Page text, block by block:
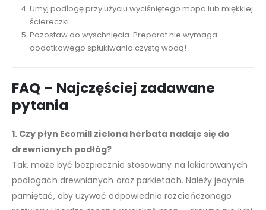
Umyj podłogę przy użyciu wyciśniętego mopa lub miękkiej
ściereczki.
Pozostaw do wyschnięcia. Preparat nie wymaga
dodatkowego spłukiwania czystą wodą!
FAQ – Najczęściej zadawane
pytania
1. Czy płyn Ecomill zielona herbata nadaje się do
drewnianych podłóg?
Tak, może być bezpiecznie stosowany na lakierowanych
podłogach drewnianych oraz parkietach. Należy jedynie
pamiętać, aby używać odpowiednio rozcieńczonego